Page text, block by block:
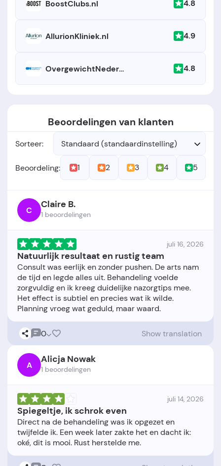
BoostClubs.nl 4.8
AllurionKliniek.nl 4.9
OvergewichtNederland.nl 4.8
Beoordelingen van klanten
Sorteer: Standaard (standaardinstelling)
Beoordeling: 1 2 3 4 5
C Claire B.
1 beoordelingen
juli 16, 2026
Natuurlijk resultaat en rustig team
Consult was eerlijk en zonder pushen. De arts nam
de tijd en legde alles uit. Behandeling voelde
zorgvuldig en ik kreeg duidelijke nazorgtips mee.
Het effect is subtiel en precies wat ik wilde.
0 Show translation
A Alicja Nowak
1 beoordelingen
juli 14, 2026
Spiegeltje, ik schrok even
Direct na de behandeling was ik opgezet en
twijfelde ik. Een week later zakte het en dacht ik: